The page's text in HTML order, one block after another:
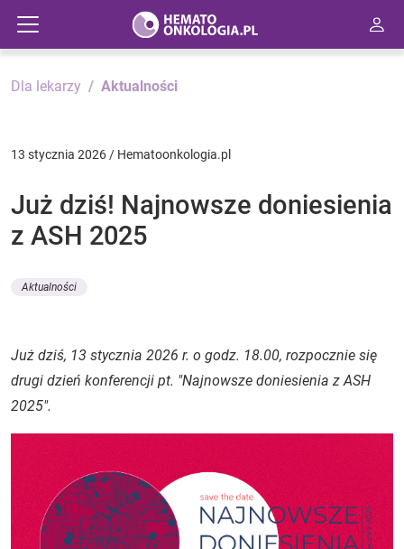
Dla lekarzy Aktualności
13 stycznia 2026 / Hematoonkologia.pl
Już dziś! Najnowsze doniesienia
z ASH 2025
Aktualności
Już dziś, 13 stycznia 2026 r. o godz. 18.00, rozpocznie się
drugi dzień konferencji pt. "Najnowsze doniesienia z ASH
2025".